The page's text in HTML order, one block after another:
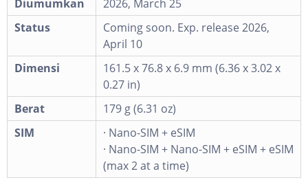
Diumumkan
2026, March 25
Status
Coming soon. Exp. release 2026,
April 10
Dimensi
161.5 x 76.8 x 6.9 mm (6.36 x 3.02 x
0.27 in)
Berat
179 g (6.31 oz)
SIM
· Nano-SIM + eSIM
· Nano-SIM + Nano-SIM + eSIM + eSIM
(max 2 at a time)